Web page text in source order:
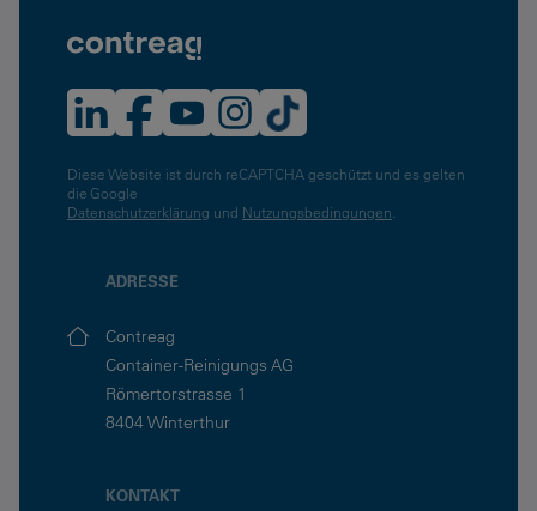
Diese Website ist durch reCAPTCHA geschützt und es gelten
die Google
Datenschutzerklärung und Nutzungsbedingungen.
ADRESSE
Contreag
Container-Reinigungs AG
Römertorstrasse 1
8404 Winterthur
KONTAKT